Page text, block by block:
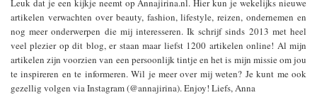
artikelen verwachten over beauty, fashion, lifestyle, reizen, ondernemen en
nog meer onderwerpen die mij interesseren. Ik schrijf sinds 2013 met heel
veel plezier op dit blog, er staan maar liefst 1200 artikelen online! Al mijn
artikelen zijn voorzien van een persoonlijk tintje en het is mijn missie om jou
te inspireren en te informeren. Wil je meer over mij weten? Je kunt me ook
gezellig volgen via Instagram (@annajirina). Enjoy! Liefs, Anna